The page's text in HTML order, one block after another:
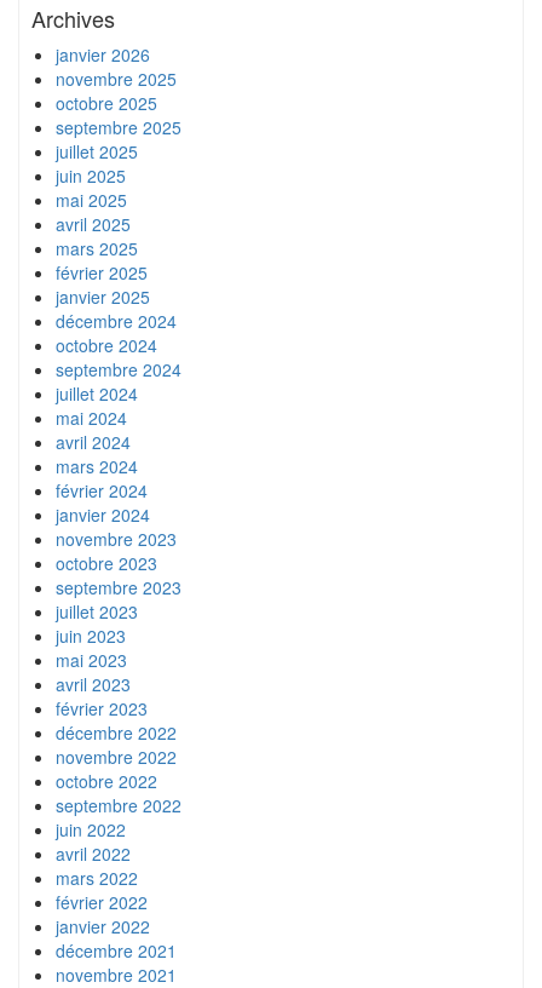
Archives
janvier 2026
novembre 2025
octobre 2025
septembre 2025
juillet 2025
juin 2025
mai 2025
avril 2025
mars 2025
février 2025
janvier 2025
décembre 2024
octobre 2024
septembre 2024
juillet 2024
mai 2024
avril 2024
mars 2024
février 2024
janvier 2024
novembre 2023
octobre 2023
septembre 2023
juillet 2023
juin 2023
mai 2023
avril 2023
février 2023
décembre 2022
novembre 2022
octobre 2022
septembre 2022
juin 2022
avril 2022
mars 2022
février 2022
janvier 2022
décembre 2021
novembre 2021